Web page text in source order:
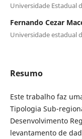
Universidade Estadual
Fernando Cezar
Universidade estadual
Resumo
Este trabalho faz
Tipologia Sub-
Desenvolvimento
levantamento de